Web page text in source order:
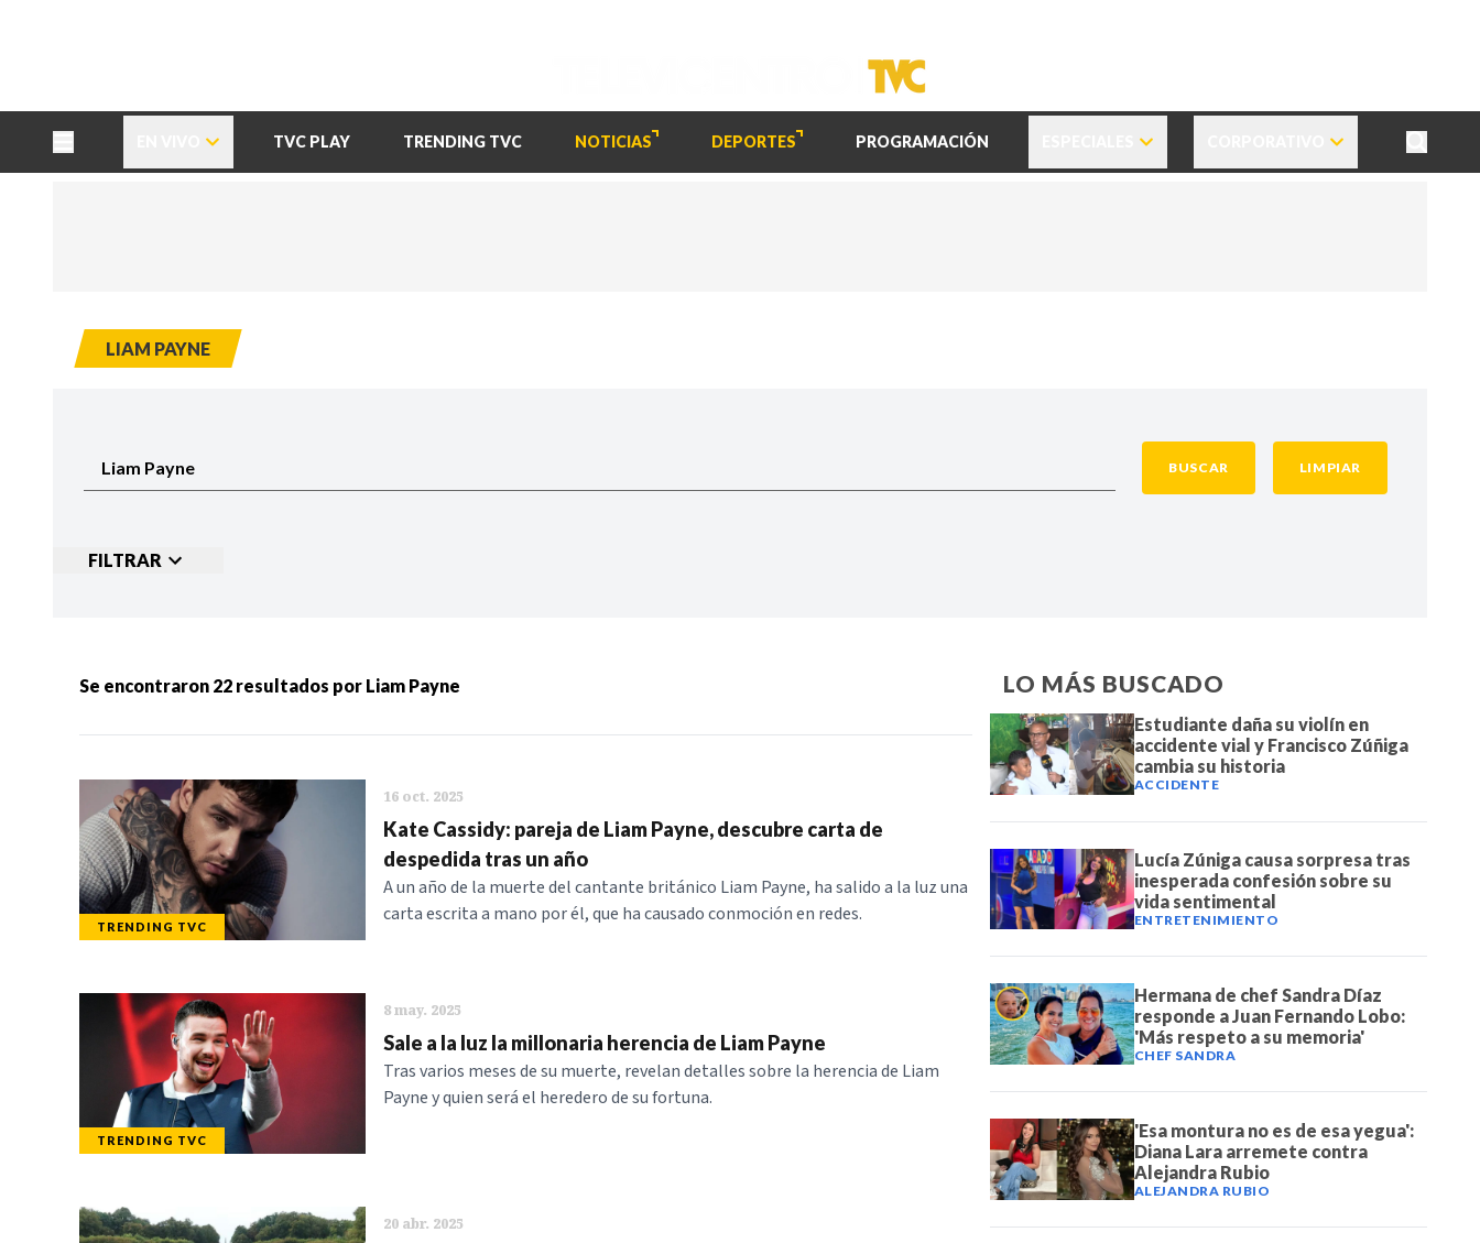
TVC PLAY TRENDING TVC NOTICIAS DEPORTES PROGRAMACIÓN
LIAM PAYNE
BUSCAR LIMPIAR
FILTRAR
Categorias: NOTICIAS SERIES
Se encontraron 22 resultados por Liam Payne
TRENDING TVC
16 oct. 2025
Kate Cassidy: pareja de Liam Payne, descubre carta de
despedida tras un año
A un año de la muerte del cantante británico Liam Payne, ha salido a la luz una
carta escrita a mano por él, que ha causado conmoción en redes.
TRENDING TVC
8 may. 2025
Sale a la luz la millonaria herencia de Liam Payne
Tras varios meses de su muerte, revelan detalles sobre la herencia de Liam
Payne y quien será el heredero de su fortuna.
20 abr. 2025
LO MÁS BUSCADO
Estudiante daña su violín en
accidente vial y Francisco Zúñiga
cambia su historia
ACCIDENTE
Lucía Zúniga causa sorpresa tras
inesperada confesión sobre su
vida sentimental
ENTRETENIMIENTO
Hermana de chef Sandra Díaz
responde a Juan Fernando Lobo:
'Más respeto a su memoria'
CHEF SANDRA
'Esa montura no es de esa yegua':
Diana Lara arremete contra
Alejandra Rubio
ALEJANDRA RUBIO